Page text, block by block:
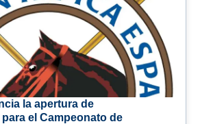
la apertura de
el Campeonato de